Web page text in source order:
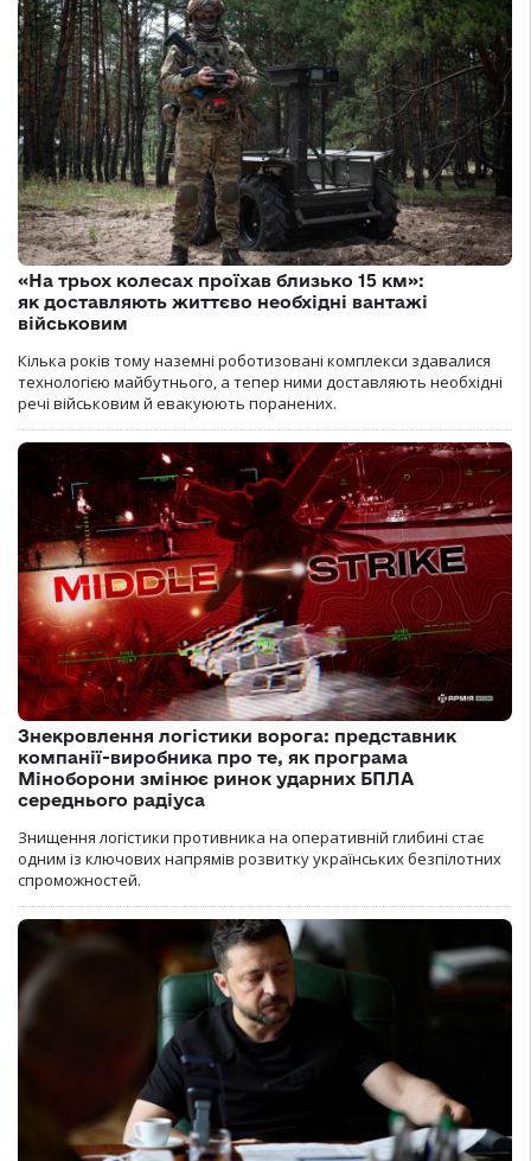
«На трьох колесах проїхав близько 15 км»:
як доставляють життєво необхідні вантажі
військовим
Кілька років тому наземні роботизовані комплекси здавалися
технологією майбутнього, а тепер ними доставляють необхідні
речі військовим й евакуюють поранених.
Знекровлення логістики ворога: представник
компанії-виробника про те, як програма
Міноборони змінює ринок ударних БПЛА
середнього радіуса
Знищення логістики противника на оперативній глибині стає
одним із ключових напрямів розвитку українських безпілотних
спроможностей.